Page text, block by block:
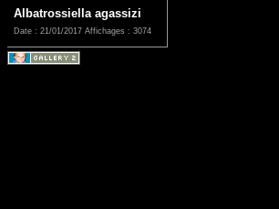
Albatrossiella agassizi
Date : 21/01/2017 Affichages : 3074